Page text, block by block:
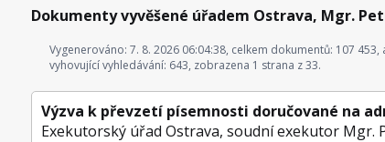
Dokumenty vyvěšené úřadem Ostrava, Mgr.
Vygenerováno: 7. 8. 2026 06:04:38, celkem dokumentů: 107
vyhovující vyhledávání: 643, zobrazena 1 strana z 33.
Výzva k převzetí písemnosti doručované na
Exekutorský úřad Ostrava, soudní exekutor Mgr.